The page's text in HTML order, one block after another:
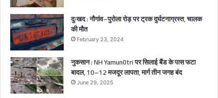
र
घा
य
ल
दुःखद : नौगांव–पुरोला रोड़ पर ट्रक दुर्घटनाग्रस्त, चालक
की मौत
February 23, 2024
नुकसान : NH Yamun0tri पर सिलाई बैंड के पास फटा
बादल, 10–12 मजदूर लापता, मार्ग तीन जगह बंद
June 29, 2025